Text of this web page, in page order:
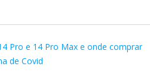
Pro e 14 Pro Max e onde comprar
de Covid